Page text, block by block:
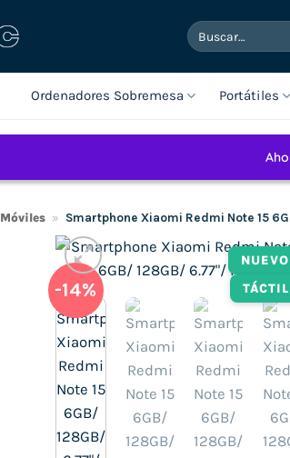
Buscar
por:
Ordenadores Sobremesa Portátiles
Móviles » Smartphone Xiaomi Redmi Note 15
NUEVO
TÁCTIL
-14%